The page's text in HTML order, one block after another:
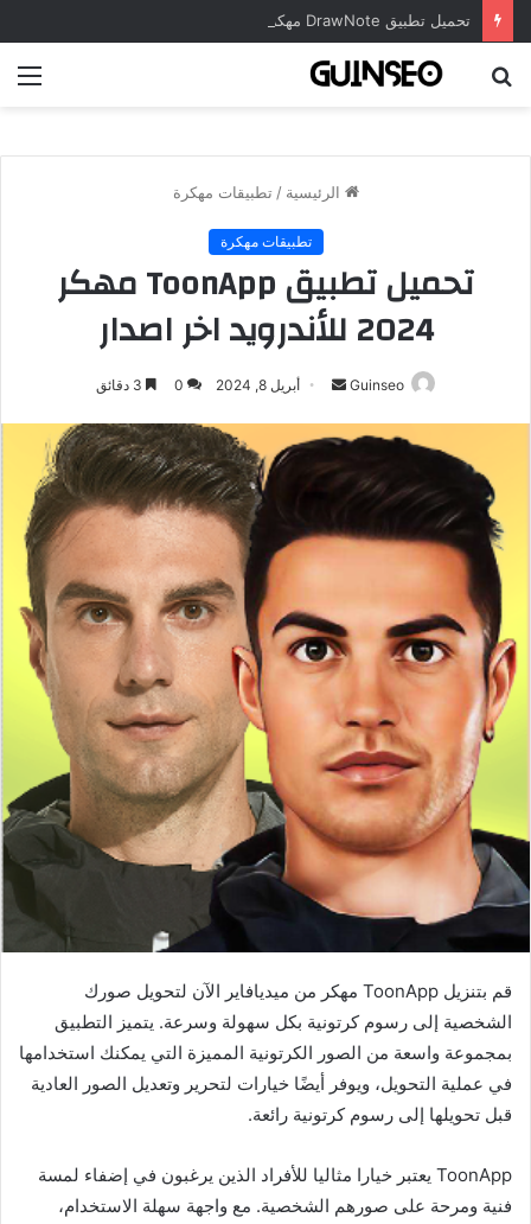
الرئيسية / تطبيقات مهكرة
تطبيقات مهكرة
تحميل تطبيق ToonApp مهكر
2024 للأندرويد اخر اصدار
Guinseo
أرسل
إلكترونيا
أبريل 8, 2024 0
قم بتنزيل ToonApp مهكر من ميديافاير الآن لتحويل صورك
الشخصية إلى رسوم كرتونية بكل سهولة وسرعة. يتميز التطبيق
بمجموعة واسعة من الصور الكرتونية المميزة التي يمكنك استخدامها
في عملية التحويل، ويوفر أيضًا خيارات لتحرير وتعديل الصور العادية
قبل تحويلها إلى رسوم كرتونية رائعة.
ToonApp يعتبر خيارا مثاليا للأفراد الذين يرغبون في إضفاء لمسة
فنية ومرحة على صورهم الشخصية. مع واجهة سهلة الاستخدام،